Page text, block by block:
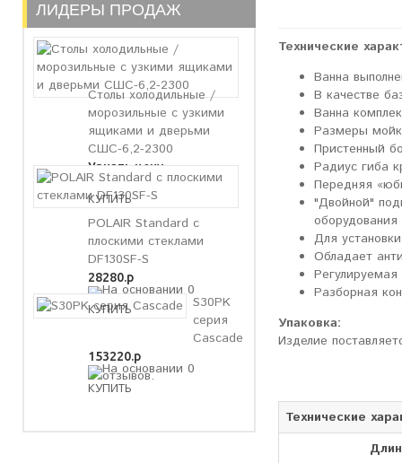
ЛИДЕРЫ ПРОДАЖ
Столы холодильные /
морозильные с узкими
ящиками и дверьми
СШС-6,2-2300
Узнать цену
POLAIR Standard с
плоскими стеклами
DF130SF-S
28280.р
S30PK
серия
Cascade
153220.р
Технические
Ванна
В качестве
Ванна
Размеры
Пристенный
Радиус гиба
Передняя
"Двойной"
оборудования
Для
Обладает
Регулируемая
Разборная
Упаковка:
Изделие
Технические